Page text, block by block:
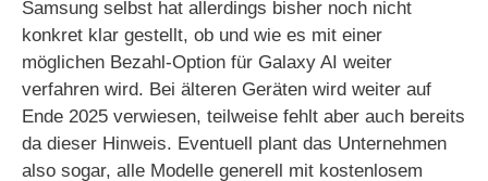
Samsung selbst hat allerdings bisher noch nicht
konkret klar gestellt, ob und wie es mit einer
möglichen Bezahl-Option für Galaxy AI weiter
verfahren wird. Bei älteren Geräten wird weiter auf
Ende 2025 verwiesen, teilweise fehlt aber auch bereits
da dieser Hinweis. Eventuell plant das Unternehmen
also sogar, alle Modelle generell mit kostenlosem